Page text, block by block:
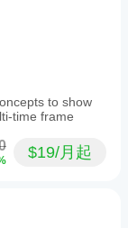
to show
time frame
$19/月起